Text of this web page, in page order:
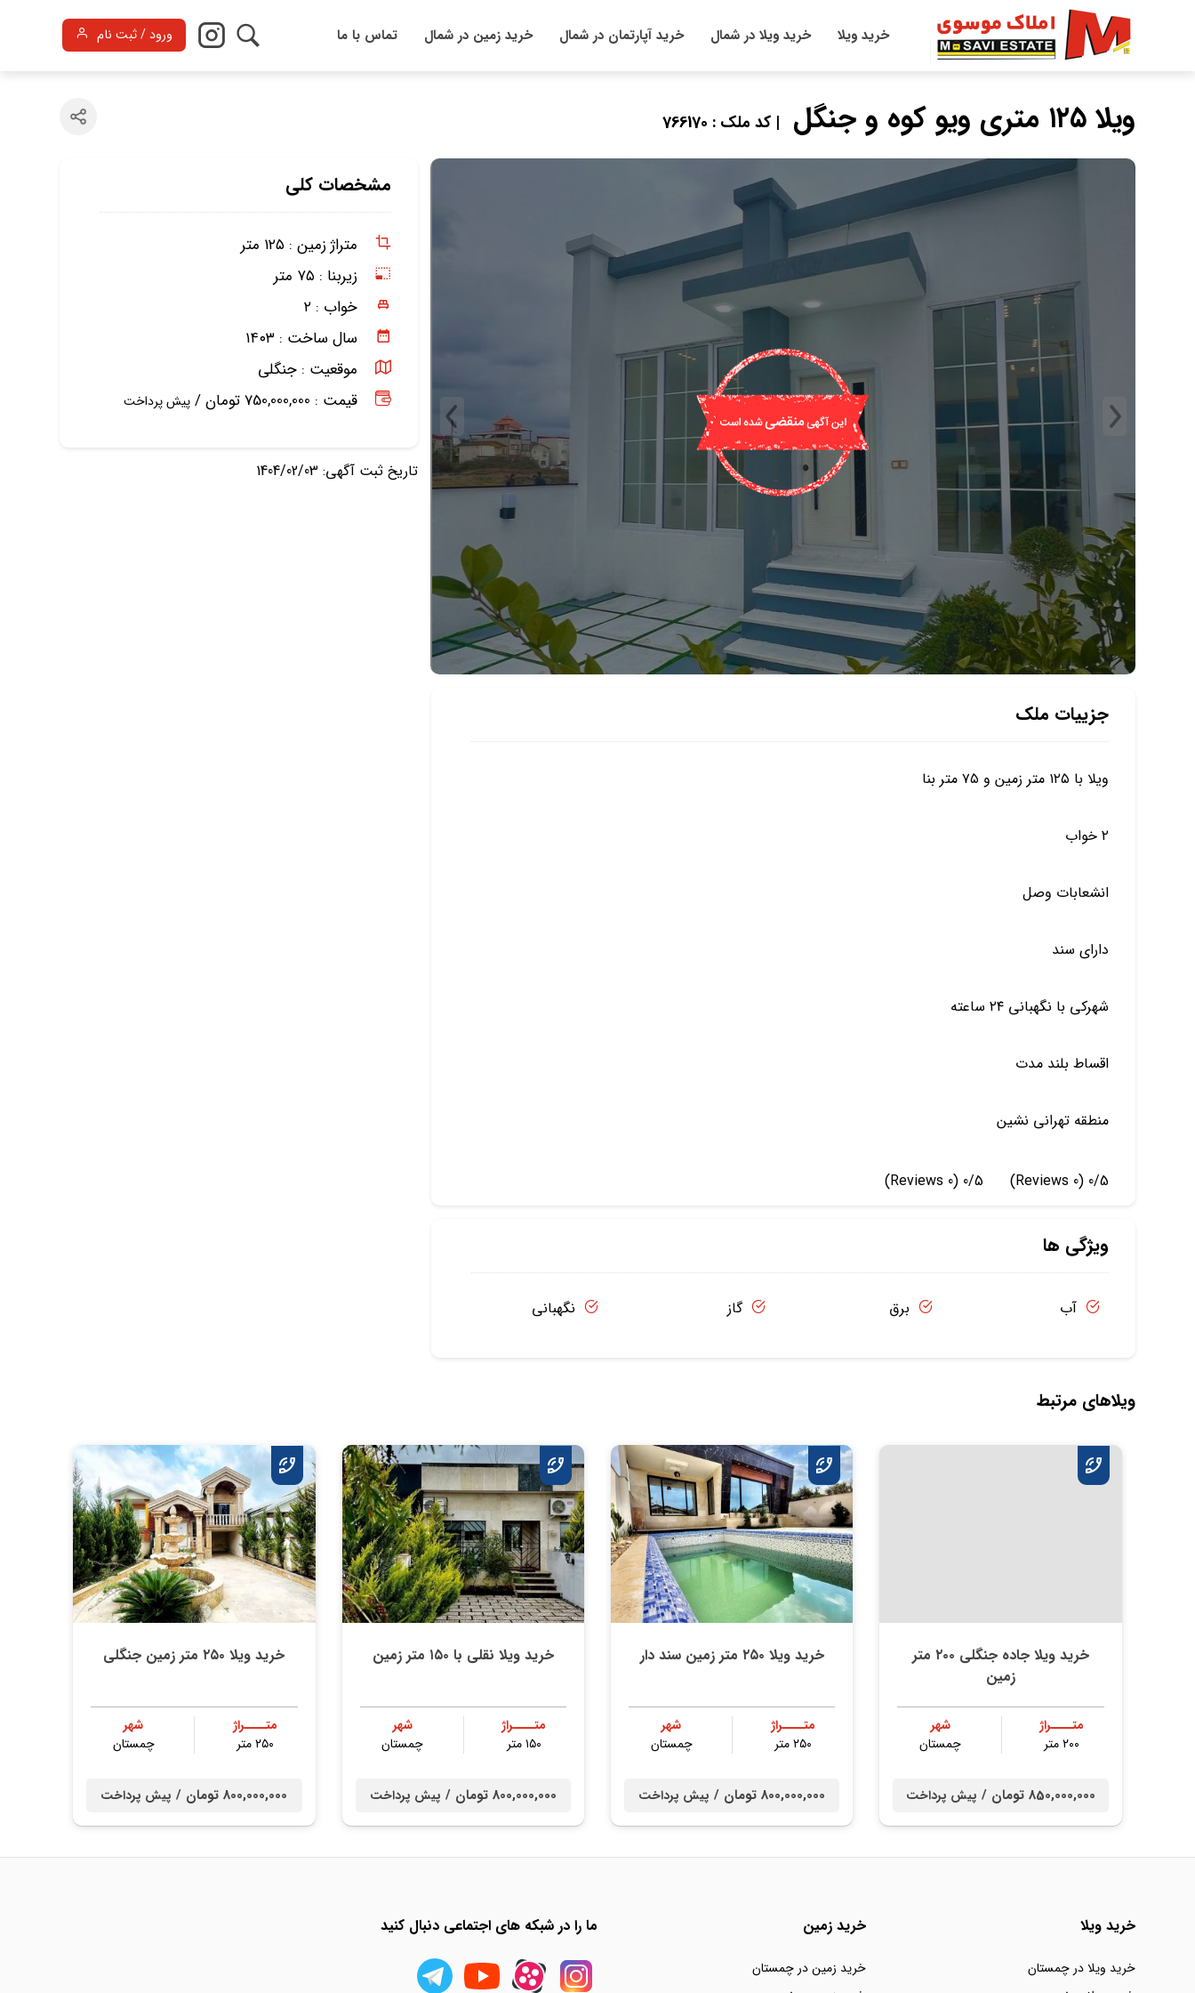
خرید ویلا خرید ویلا در شمال خرید آپارتمان در شمال خرید زمین در شمال تماس با ما ورود / ثبت نام
ویلا ۱۲۵ متری ویو کوه و جنگل | کد ملک : 766170
مشخصات کلی
متراژ زمین : ۱۲۵ متر
زیربنا : ۷۵ متر
خواب : ۲
سال ساخت : ۱۴۰۳
موقعیت : جنگلی
قیمت : 750,000,000 تومان /
پیش پرداخت
تاریخ ثبت آگهی: 1404/02/03
جزییات ملک
ویلا با ۱۲۵ متر زمین و ۷۵ متر بنا
۲ خواب
انشعابات وصل
دارای سند
شهرکی با نگهبانی ۲۴ ساعته
اقساط بلند مدت
منطقه تهرانی نشین
0/5
(0 Reviews)
0/5
(0 Reviews)
ویژگی ها
آب برق گاز نگهبانی
ویلاهای مرتبط
خرید ویلا جاده جنگلی ۲۰۰ متر
زمین
متــــراژ
۲۰۰ متر
شهر
چمستان
850,000,000 تومان / پیش پرداخت
خرید ویلا ۲۵۰ متر زمین سند دار
متــــراژ
۲۵۰ متر
شهر
چمستان
800,000,000 تومان / پیش پرداخت
خرید ویلا نقلی با ۱۵۰ متر زمین
متــــراژ
۱۵۰ متر
شهر
چمستان
800,000,000 تومان / پیش پرداخت
خرید ویلا ۲۵۰ متر زمین جنگلی
متــــراژ
۲۵۰ متر
شهر
چمستان
800,000,000 تومان / پیش پرداخت
خرید ویلا
خرید ویلا در چمستان
خرید زمین
خرید زمین در چمستان
ما را در شبکه های اجتماعی دنبال کنید